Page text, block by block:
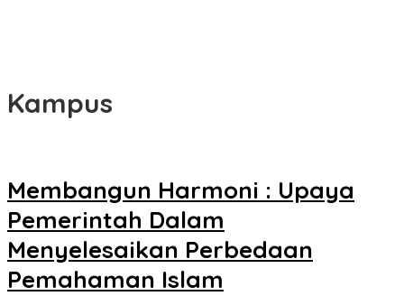
Kampus
Membangun Harmoni : Upaya
Pemerintah Dalam
Menyelesaikan Perbedaan
Pemahaman Islam